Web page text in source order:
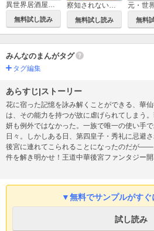
異世界居酒屋「のぶ」
無料試し読み 無料試し読み 無料
みんなのまんがタグ
タグ編集
あらすじ|ストーリー
花に宿った記憶を詠み解くことができる、華
は、その能力を持つが故に虐げられてしまう
妍も例外ではなかった。一族で唯一の使い手
日々。しかしある日、第四皇子・秀礼に忌避
後宮に連れてこられることになったのだが
件を解き明かせ！王道中華後宮ファンタジー
行本を分割したもので、本編内容は同一のも
▼無料でサンプルがす
試し読み